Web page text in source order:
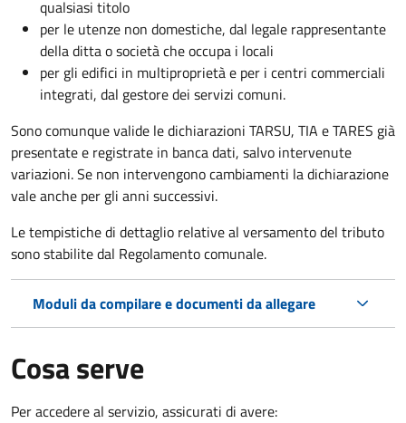
qualsiasi titolo
per le utenze non domestiche, dal legale rappresentante
della ditta o società che occupa i locali
per gli edifici in multiproprietà e per i centri commerciali
integrati, dal gestore dei servizi comuni.
Sono comunque valide le dichiarazioni TARSU, TIA e TARES già
presentate e registrate in banca dati, salvo intervenute
variazioni. Se non intervengono cambiamenti la dichiarazione
vale anche per gli anni successivi.
Le tempistiche di dettaglio relative al versamento del tributo
sono stabilite dal Regolamento comunale.
Moduli da compilare e documenti da allegare
Cosa serve
Per accedere al servizio, assicurati di avere: